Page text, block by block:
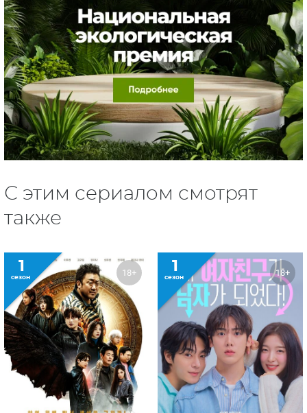
С этим сериалом смотрят
также
1
сезон 18+ 1
сезон 18+